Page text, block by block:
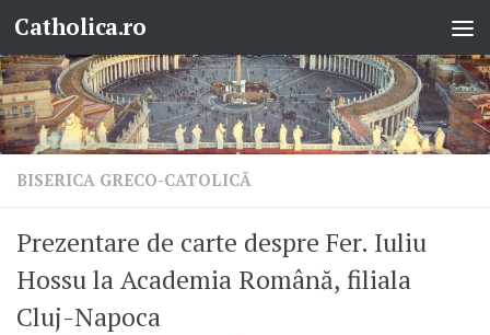
Skip to content
Catholica.ro
BISERICA GRECO-CATOLICĂ
Prezentare de carte despre Fer. Iuliu
Hossu la Academia Română, filiala
Cluj-Napoca